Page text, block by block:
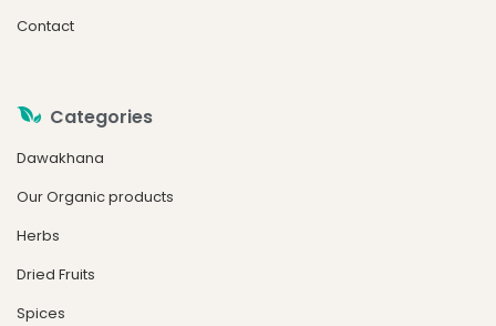
Contact
Categories
Dawakhana
Our Organic products
Herbs
Dried Fruits
Spices